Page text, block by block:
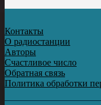
Контакты
О радиостанции
Авторы
Счастливое число
Обратная связь
Политика обработки